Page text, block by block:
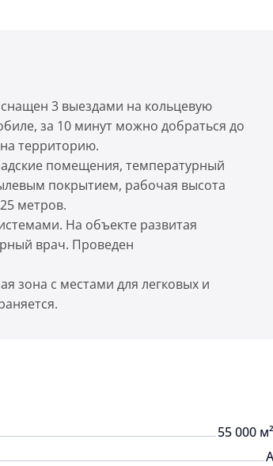
3 выездами на кольцевую
за 10 минут можно добраться до
территорию.
помещения, температурный
покрытием, рабочая высота
метров.
На объекте развитая
врач. Проведен
зона с местами для легковых и
55 000 м²